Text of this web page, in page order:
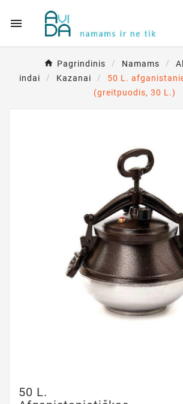

Pagrindinis Namams
indai
Kazanai
50 L.
(greitpuodis, 30 L.)
50 L.